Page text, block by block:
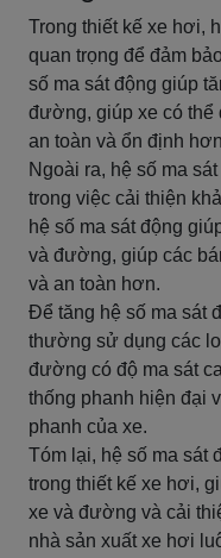
Trong thiết kế xe hơi,
quan trọng để đảm
số ma sát động giúp
đường, giúp xe có thể
an toàn và ổn định
Ngoài ra, hệ số ma
trong việc cải thiện
hệ số ma sát động
và đường, giúp các
và an toàn hơn.
Để tăng hệ số ma sát
thường sử dụng các
đường có độ ma sát
thống phanh hiện đại
phanh của xe.
Tóm lại, hệ số ma sát
trong thiết kế xe hơi,
xe và đường và cải
nhà sản xuất xe hơi